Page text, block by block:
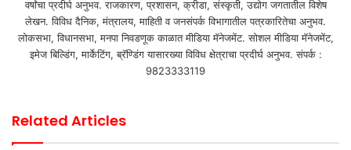
वर्षांचा प्रदीर्घ अनुभव. राजकारण, प्रशासन, क्रीडा, संस्कृती, उद्योग जगतातील विशेष
लेखन. विविध दैनिक, मंत्रालय, माहिती व जनसंपर्क विभागातील पत्रकारितेचा अनुभव.
लोकसभा, विधानसभा, मनपा निवडणूक काळात मीडिया मॅनेजमेंट. सोशल मीडिया मॅनेजमेंट,
इमेज बिल्डिंग, मार्केटिंग, ब्रॅण्डिंग यासारख्या विविध क्षेत्राचा प्रदीर्घ अनुभव. संपर्क :
9823333119
Related Articles